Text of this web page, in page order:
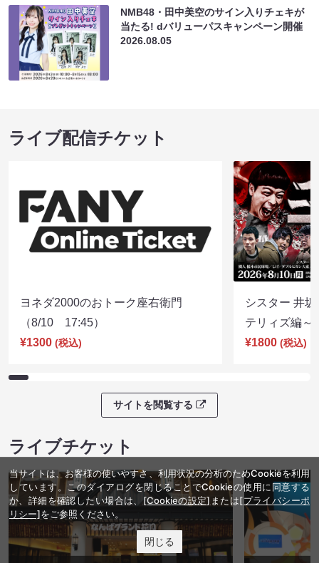
NMB48・田中美空のサイン入りチェキが
当たる! dバリューパスキャンペーン開催
2026.08.05
ライブ配信チケット
ヨネダ2000のおトーク座右衛門
（8/10 17:45）
¥1300 (税込)
シスター 井
テリィズ編
¥1800 (税込)
サイトを閲覧する
ライブチケット
当サイトは、お客様の使いやすさ、利用状況の分析のためCookieを利用
しています。このダイアログを閉じることでCookieの使用に同意する
か、詳細を確認したい場合は、[Cookieの設定] または[プライバシーポ
リシー]をご参照ください。
閉じる